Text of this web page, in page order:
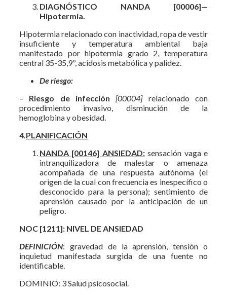
DIAGNÓSTICO NANDA [00006]—
Hipotermia.
Hipotermia relacionado con inactividad, ropa de vestir
insuficiente y temperatura ambiental baja
manifestado por hipotermia grado 2, temperatura
central 35-35,9º, acidosis metabólica y palidez.
De riesgo:
– Riesgo de infección[00004] relacionado con
procedimiento invasivo, disminución de la
hemoglobina y obesidad.
4. PLANIFICACIÓN
NANDA [00146] ANSIEDAD:sensación vaga e
intranquilizadora de malestar o amenaza
acompañada de una respuesta autónoma (el
origen de la cual con frecuencia es inespecífico o
desconocido para la persona); sentimiento de
aprensión causado por la anticipación de un
peligro.
NOC [1211]: NIVEL DE ANSIEDAD
DEFINICIÓN: gravedad de la aprensión, tensión o
inquietud manifestada surgida de una fuente no
identificable.
DOMINIO: 3 Salud psicosocial.